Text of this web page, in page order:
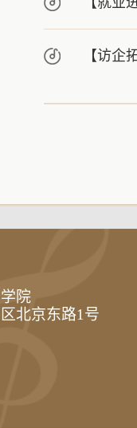
【访企
院
北京东路1号